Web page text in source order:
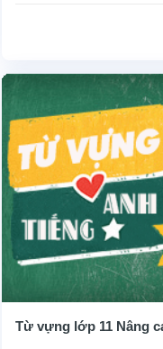
Từ vựng lớp 11 Nâng